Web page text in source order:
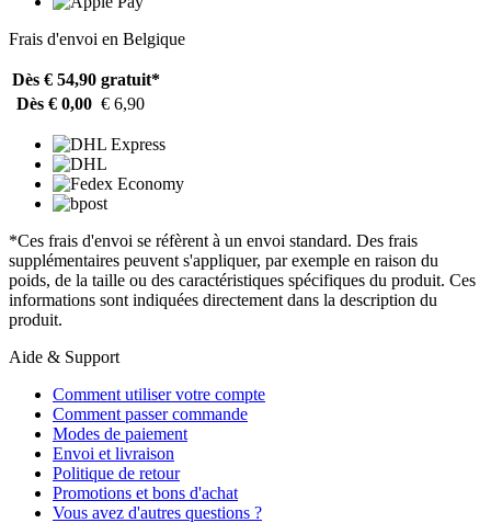
Frais d'envoi en Belgique
Dès € 54,90 gratuit*
Dès € 0,00 € 6,90
*Ces frais d'envoi se réfèrent à un envoi standard. Des frais
supplémentaires peuvent s'appliquer, par exemple en raison du
poids, de la taille ou des caractéristiques spécifiques du produit. Ces
informations sont indiquées directement dans la description du
produit.
Aide & Support
Comment utiliser votre compte
Comment passer commande
Modes de paiement
Envoi et livraison
Politique de retour
Promotions et bons d'achat
Vous avez d'autres questions ?